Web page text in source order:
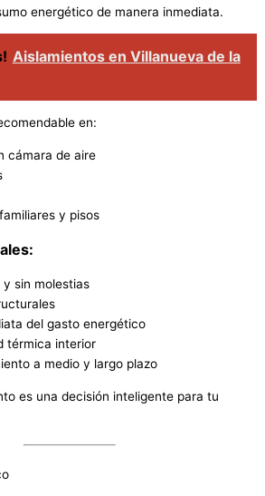
energético de manera inmediata.
Aislamientos en Villanueva de la
en:
cámara de aire
y pisos
sin molestias
del gasto energético
térmica interior
a medio y largo plazo
es una decisión inteligente para tu